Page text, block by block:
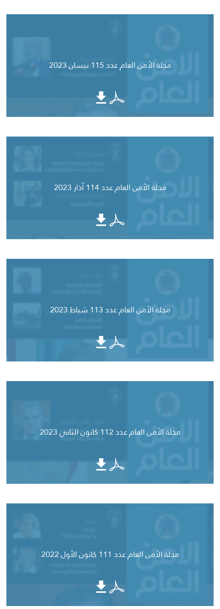
مجلة الأمن العام عدد 115 نيسان 2023
مجلة الأمن العام عدد 114 آذار 2023
مجلة الأمن العام عدد 113 شباط 2023
مجلة الأمن العام عدد 112 كانون الثاني 2023
مجلة الأمن العام عدد 111 كانون الأول 2022